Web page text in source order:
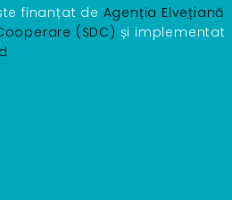
finanțat de Agenția Elvețiană
(SDC) și implementat